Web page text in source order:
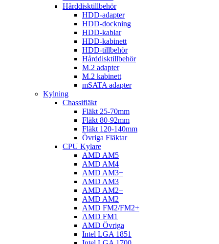
Hårddisktillbehör
HDD-adapter
HDD-dockning
HDD-kablar
HDD-kabinett
HDD-tillbehör
Hårddisktillbehör
M.2 adapter
M.2 kabinett
mSATA adapter
Kylning
Chassifläkt
Fläkt 25-70mm
Fläkt 80-92mm
Fläkt 120-140mm
Övriga Fläktar
CPU Kylare
AMD AM5
AMD AM4
AMD AM3+
AMD AM3
AMD AM2+
AMD AM2
AMD FM2/FM2+
AMD FM1
AMD Övriga
Intel LGA 1851